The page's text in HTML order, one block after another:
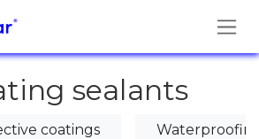
sealants
coatings